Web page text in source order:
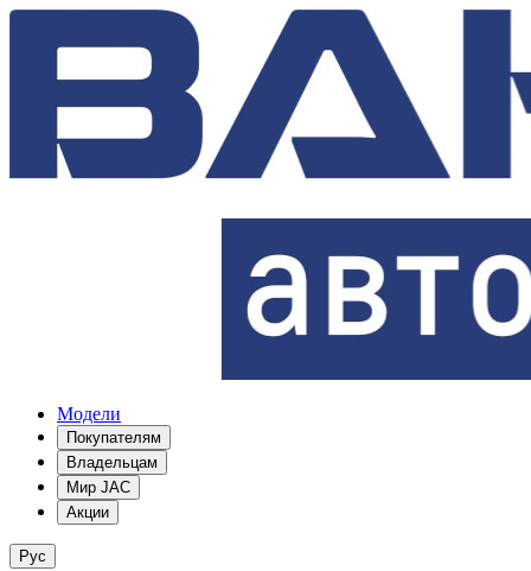
Модели
Покупателям
Владельцам
Мир JAC
Акции
Рус